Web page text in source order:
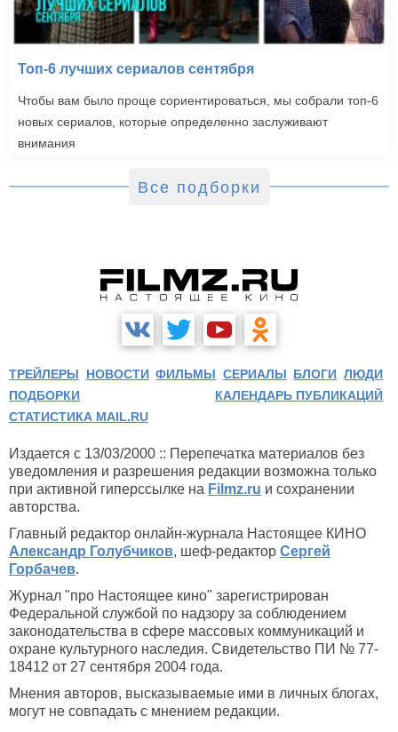
Топ-6 лучших сериалов сентября
Чтобы вам было проще сориентироваться, мы собрали топ-6
новых сериалов, которые определенно заслуживают
внимания
Все подборки
ТРЕЙЛЕРЫ НОВОСТИ ФИЛЬМЫ СЕРИАЛЫ БЛОГИ ЛЮДИ
ПОДБОРКИ
КАЛЕНДАРЬ ПУБЛИКАЦИЙ
СТАТИСТИКА MAIL.RU
Издается с 13/03/2000 :: Перепечатка материалов без
уведомления и разрешения редакции возможна только
при активной гиперссылке на Filmz.ru и сохранении
авторства.
Главный редактор онлайн-журнала Настоящее КИНО
Александр Голубчиков, шеф-редактор Сергей
Горбачев.
Журнал "про Настоящее кино" зарегистрирован
Федеральной службой по надзору за соблюдением
законодательства в сфере массовых коммуникаций и
охране культурного наследия. Свидетельство ПИ № 77-
18412 от 27 сентября 2004 года.
Мнения авторов, высказываемые ими в личных блогах,
могут не совпадать с мнением редакции.